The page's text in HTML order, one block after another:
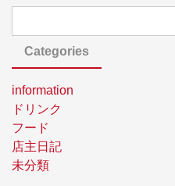
Categories
information
ドリンク
フード
店主日記
未分類